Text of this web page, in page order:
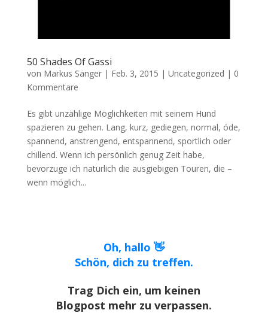
50 Shades Of Gassi
von Markus Sänger| Feb. 3, 2015 | Uncategorized | 0
Kommentare
Es gibt unzählige Möglichkeiten mit seinem Hund
spazieren zu gehen. Lang, kurz, gediegen, normal, öde,
spannend, anstrengend, entspannend, sportlich oder
chillend. Wenn ich persönlich genug Zeit habe,
bevorzuge ich natürlich die ausgiebigen Touren, die –
wenn möglich...
Oh, hallo 👋
Schön, dich zu treffen.
Trag Dich ein, um keinen
Blogpost mehr zu verpassen.